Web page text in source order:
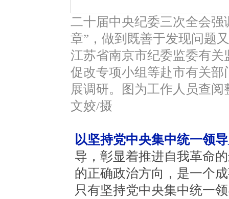
二十届中央纪委三次全会
章”，做到既善于发现问题
江苏省南京市纪委监委有
促改专项小组等赴市有关
展调研。图为工作人员查
文姣/摄
以坚持党中央集中统一领
导，彰显着推进自我革命
的正确政治方向，是一个
只有坚持党中央集中统一